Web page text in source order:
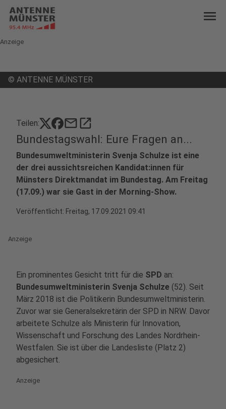
menu
Anzeige
© ANTENNE MÜNSTER
Teilen: mailopen_in_new
Bundestagswahl: Eure Fragen an...
Bundesumweltministerin Svenja Schulze ist eine
der drei aussichtsreichen Kandidat:innen für
Münsters Direktmandat im Bundestag. Am Freitag
(17.09.) war sie Gast in der Morning-Show.
Veröffentlicht: Freitag, 17.09.2021 09:41
Anzeige
Ein prominentes Gesicht tritt für die SPD an:
Bundesumweltministerin Svenja Schulze (52). Seit
März 2018 ist die Politikerin Bundesumweltministerin.
Zuvor war sie Generalsekretärin der SPD in NRW. Davor
arbeitete Schulze als Ministerin für Innovation,
Wissenschaft und Forschung des Landes Nordrhein-
Westfalen. Sie ist über die Landesliste (Platz 2)
abgesichert.
Anzeige